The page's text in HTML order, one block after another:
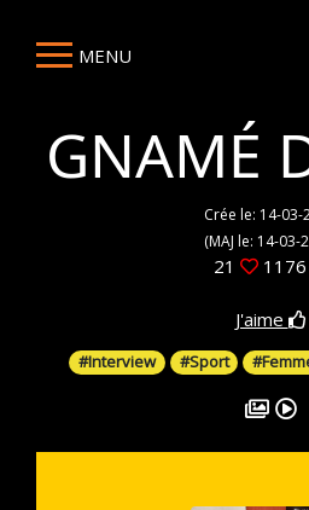
MENU
GNAMÉ
Crée le: 14-03-
(MAJ le: 14-03-
21 1176
J'aime
#Interview #Sport